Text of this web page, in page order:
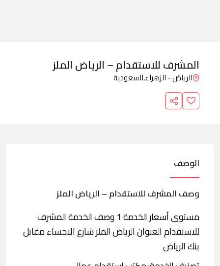
المشرف للاستقدام – الرياض الملز
الرياض - الزهراء,السعودية
الوصف
وصف المشرف للاستقدام – الرياض الملز
مستوى أسعار الخدمة 1 وصف الخدمة المشرف
للاستقدام العنوان الرياض الملز شارع الاحساء مقابل
بنك الرياض